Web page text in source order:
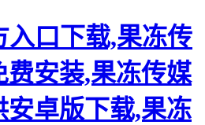
入口下载,果冻传
费安装,果冻传媒
安卓版下载,果冻